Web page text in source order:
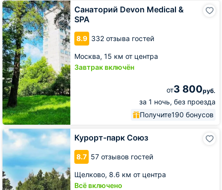
Санаторий Devon Medical &
SPA
8.9 332 отзыва гостей
Москва, 15 км от центра
Завтрак включён
от3 800руб.
за 1 ночь, без проезда
Получите190 бонусов
Санаторий
Devon
Medical
&
SPA
Курорт-парк Союз
8.7 57 отзывов гостей
Щелково, 8.6 км от центра
Всё включено
Курорт-
парк
Союз